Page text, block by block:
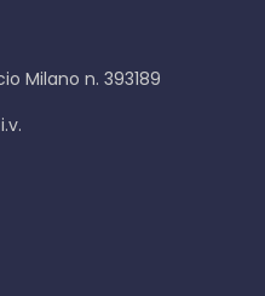
Milano n. 393189